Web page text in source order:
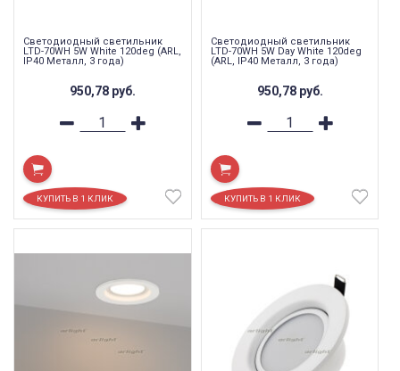
Светодиодный светильник
LTD-70WH 5W White 120deg (ARL,
IP40 Металл, 3 года)
950,78 руб.
Светодиодный светильник
LTD-70WH 5W Day White 120deg
(ARL, IP40 Металл, 3 года)
950,78 руб.